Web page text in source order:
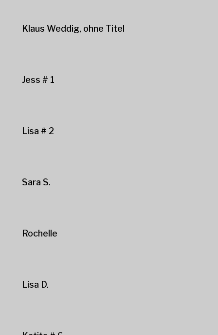
Klaus Weddig, ohne Titel
Jess # 1
Lisa # 2
Sara S.
Rochelle
Lisa D.